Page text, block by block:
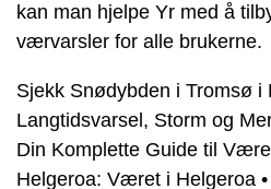
kan man hjelpe Yr med å
værvarsler for alle brukerne.
Sjekk Snødybden i Tromsø i
Langtidsvarsel, Storm og
Din Komplette Guide til
Helgeroa: Været i Helgeroa •